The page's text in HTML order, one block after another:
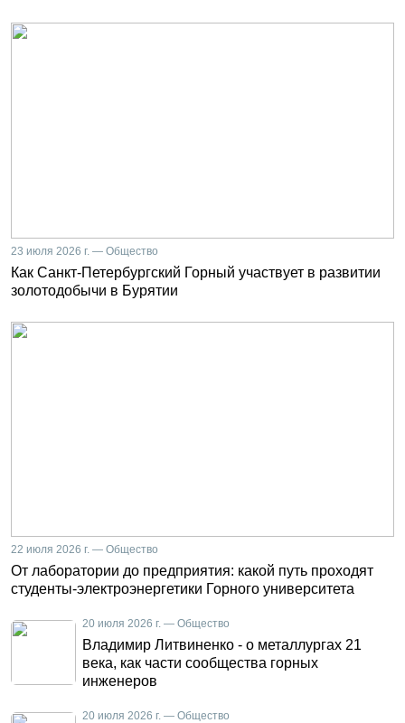
23 июля 2026 г. — Общество
Как Санкт-Петербургский Горный участвует в развитии
золотодобычи в Бурятии
22 июля 2026 г. — Общество
От лаборатории до предприятия: какой путь проходят
студенты-электроэнергетики Горного университета
20 июля 2026 г. — Общество
Владимир Литвиненко - о металлургах 21
века, как части сообщества горных
инженеров
20 июля 2026 г. — Общество